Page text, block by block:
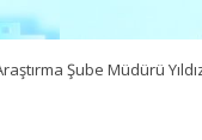
Şube Müdürü